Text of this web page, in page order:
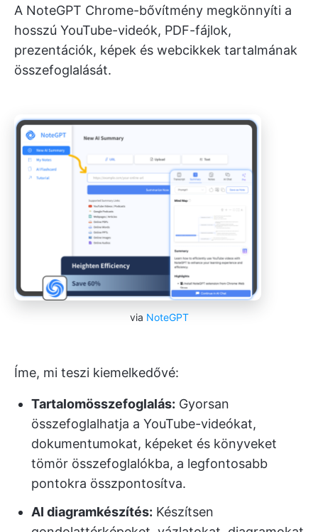
A NoteGPT Chrome-bővítmény megkönnyíti a
hosszú YouTube-videók, PDF-fájlok,
prezentációk, képek és webcikkek tartalmának
összefoglalását.
via NoteGPT
Íme, mi teszi kiemelkedővé:
Tartalomösszefoglalás: Gyorsan
összefoglalhatja a YouTube-videókat,
dokumentumokat, képeket és könyveket
tömör összefoglalókba, a legfontosabb
pontokra összpontosítva.
AI diagramkészítés: Készítsen